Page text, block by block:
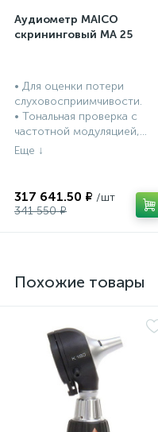
Аудиометр MAICO
скрининговый МА 25
• Для оценки потери
слуховосприимчивости.
• Тональная проверка с
частотной модуляцией,...
317 641.50 ₽
341 550 ₽
Похожие товары